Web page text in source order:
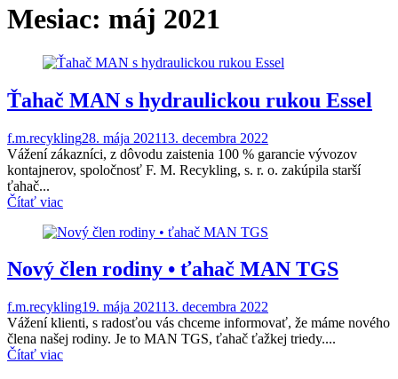
Mesiac: máj 2021
Ťahač MAN s hydraulickou rukou Essel
f.m.recykling28. mája 202113. decembra 2022
Vážení zákazníci, z dôvodu zaistenia 100 % garancie vývozov
kontajnerov, spoločnosť F. M. Recykling, s. r. o. zakúpila starší
ťahač...
Čítať viac
Nový člen rodiny • ťahač MAN TGS
f.m.recykling19. mája 202113. decembra 2022
Vážení klienti, s radosťou vás chceme informovať, že máme nového
člena našej rodiny. Je to MAN TGS, ťahač ťažkej triedy....
Čítať viac